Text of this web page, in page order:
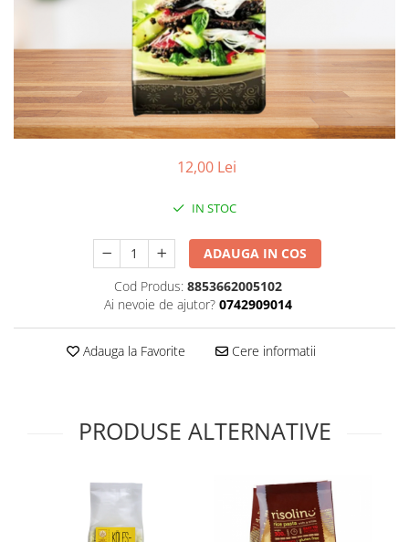
12,00 Lei
IN STOC
ADAUGA IN COS
Cod Produs: 8853662005102
Ai nevoie de ajutor? 0742909014
Adauga la Favorite Cere informatii
PRODUSE ALTERNATIVE